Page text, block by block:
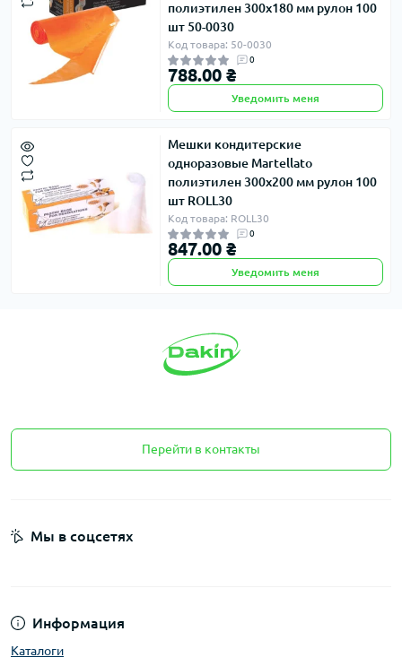
полиэтилен 300х180 мм рулон 100
шт 50-0030
Код товара: 50-0030
0
788.00 ₴
Уведомить меня
Мешки кондитерские
одноразовые Martellato
полиэтилен 300х200 мм рулон 100
шт ROLL30
Код товара: ROLL30
0
847.00 ₴
Уведомить меня
Перейти в контакты
Информация
Каталоги
Мы в соцсетях